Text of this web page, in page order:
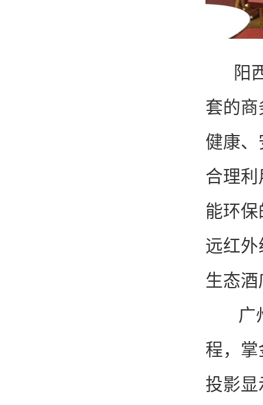
阳
套的
健康
合理
能环
远红
生态
广州
程，
投影显